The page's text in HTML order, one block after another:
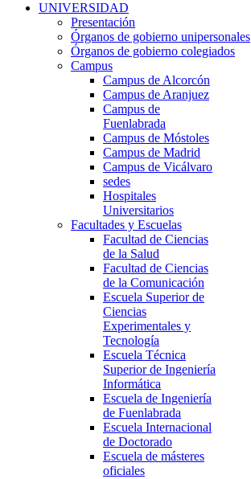
UNIVERSIDAD
Presentación
Órganos de gobierno unipersonales
Órganos de gobierno colegiados
Campus
Campus de Alcorcón
Campus de Aranjuez
Campus de
Fuenlabrada
Campus de Móstoles
Campus de Madrid
Campus de Vicálvaro
sedes
Hospitales
Universitarios
Facultades y Escuelas
Facultad de Ciencias
de la Salud
Facultad de Ciencias
de la Comunicación
Escuela Superior de
Ciencias
Experimentales y
Tecnología
Escuela Técnica
Superior de Ingeniería
Informática
Escuela de Ingeniería
de Fuenlabrada
Escuela Internacional
de Doctorado
Escuela de másteres
oficiales